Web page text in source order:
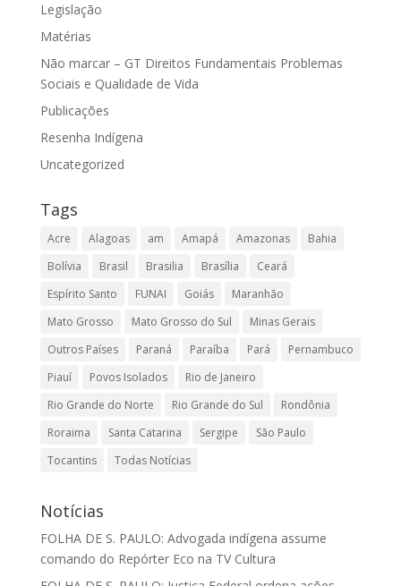
Legislação
Matérias
Não marcar – GT Direitos Fundamentais Problemas
Sociais e Qualidade de Vida
Publicações
Resenha Indígena
Uncategorized
Tags
Acre Alagoas am Amapá Amazonas
Bahia
Bolívia
Brasil Brasilia Brasília
Ceará
Espírito Santo
FUNAI Goiás
Maranhão
Mato Grosso
Mato Grosso do Sul
Minas Gerais
Outros Países
Paraná Paraíba Pará
Pernambuco
Piauí
Povos Isolados
Rio de Janeiro
Rio Grande do Norte
Rio Grande do Sul
Rondônia
Roraima
Santa Catarina Sergipe
São Paulo
Tocantins
Todas Notícias
Notícias
FOLHA DE S. PAULO: Advogada indígena assume
comando do Repórter Eco na TV Cultura